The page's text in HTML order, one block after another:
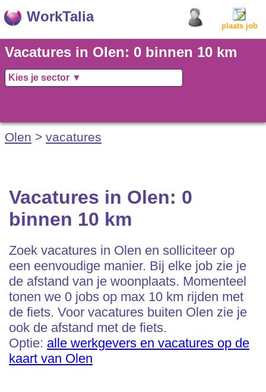
WorkTalia
plaats job
Vacatures in Olen: 0 binnen 10 km
Olen > vacatures
Vacatures in Olen: 0
binnen 10 km
Zoek vacatures in Olen en solliciteer op
een eenvoudige manier. Bij elke job zie je
de afstand van je woonplaats. Momenteel
tonen we 0 jobs op max 10 km rijden met
de fiets. Voor vacatures buiten Olen zie je
ook de afstand met de fiets.
Optie: alle werkgevers en vacatures op de
kaart van Olen